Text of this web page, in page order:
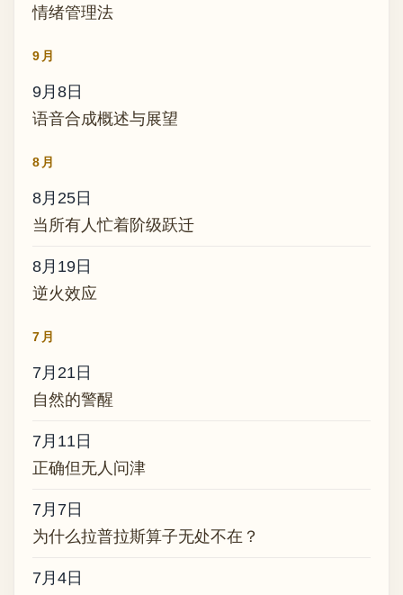
情绪管理法
9月
9月8日
语音合成概述与展望
8月
8月25日
当所有人忙着阶级跃迁
8月19日
逆火效应
7月
7月21日
自然的警醒
7月11日
正确但无人问津
7月7日
为什么拉普拉斯算子无处不在？
7月4日